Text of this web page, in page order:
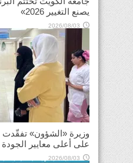
يصنع التغيير 2026»
2026/08/03
وزيرة «الشؤون» تفقّدت
على أعلى معايير الجودة
2026/08/03